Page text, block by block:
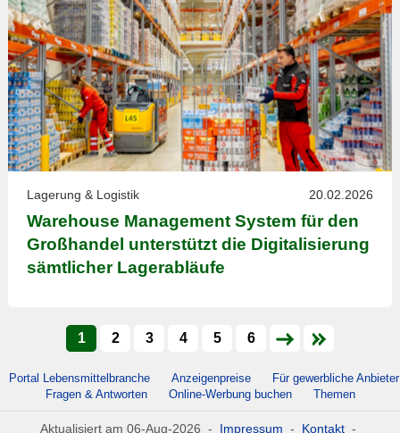
Lagerung & Logistik 20.02.2026
Warehouse Management System für den
Großhandel unterstützt die Digitalisierung
sämtlicher Lagerabläufe
1 2 3 4 5 6
Portal Lebensmittelbranche Anzeigenpreise
Für gewerbliche Anbieter
Fragen & Antworten
Online-Werbung buchen Themen
Aktualisiert am 06-Aug-2026 - Impressum - Kontakt -